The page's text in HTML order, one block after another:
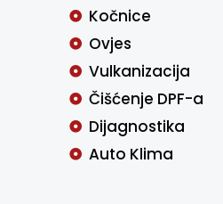
Kočnice
Ovjes
Vulkanizacija
Čišćenje DPF-a
Dijagnostika
Auto Klima